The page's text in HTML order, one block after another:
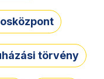
törvény